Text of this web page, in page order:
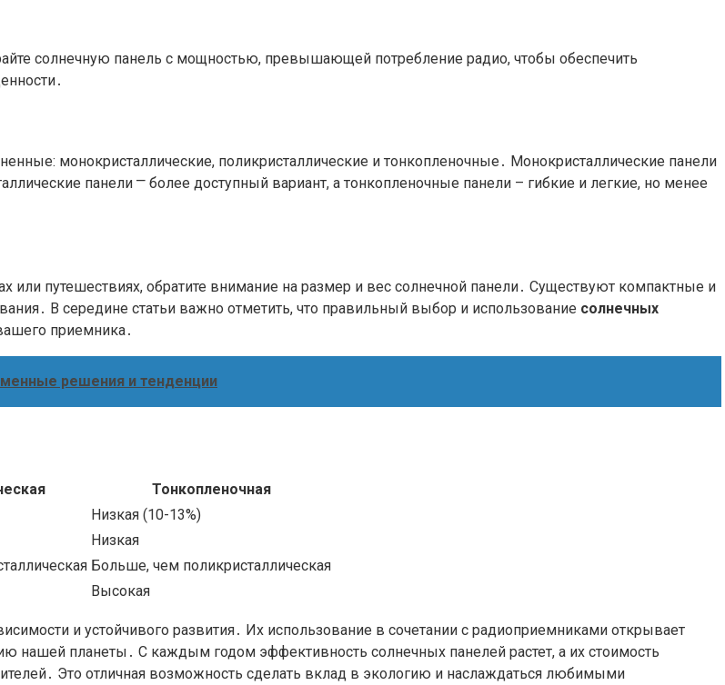
солнечную панель с мощностью, превышающей потребление радио, чтобы обеспечить
монокристаллические, поликристаллические и тонкопленочные․ Монокристаллические панели
панели ⎻ более доступный вариант, а тонкопленочные панели – гибкие и легкие, но менее
или путешествиях, обратите внимание на размер и вес солнечной панели․ Существуют компактные и
В середине статьи важно отметить, что правильный выбор и использование солнечных
приемника․
решения и тенденции
Тонкопленочная
Низкая (10-13%)
Низкая
Больше, чем поликристаллическая
Высокая
и устойчивого развития․ Их использование в сочетании с радиоприемниками открывает
нашей планеты․ С каждым годом эффективность солнечных панелей растет, а их стоимость
Это отличная возможность сделать вклад в экологию и наслаждаться любимыми